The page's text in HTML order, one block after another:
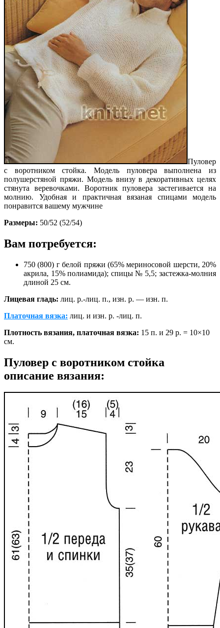
Пуловер
с воротником стойка. Модель пуловера выполнена из
полушерстяной пряжи. Модель внизу в декоративных целях
стянута веревочками. Воротник пуловера застегивается на
молнию. Удобная и практичная вязаная спицами модель
понравится вашему мужчине
Размеры: 50/52 (52/54)
Вам потребуется:
750 (800) г белой пряжи (65% мериносовой шерсти, 20%
акрила, 15% полиамида); спицы № 5,5; застежка-молния
длиной 25 см.
Лицевая гладь: лиц. р.-лиц. п., изн. р. — изн. п.
Платочная вязка: лиц. и изн. р. -лиц. п.
Плотность вязания, платочная вязка: 15 п. и 29 р. = 10×10
см.
Пуловер с воротником стойка
описание вязания: